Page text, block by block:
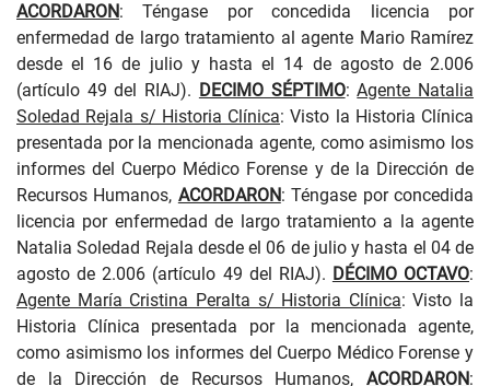
ACORDARON: Téngase por concedida licencia por
enfermedad de largo tratamiento al agente Mario Ramírez
desde el 16 de julio y hasta el 14 de agosto de 2.006
(artículo 49 del RIAJ). DECIMO SÉPTIMO:Agente Natalia
Soledad Rejala s/ Historia Clínica: Visto la Historia Clínica
presentada por la mencionada agente, como asimismo los
informes del Cuerpo Médico Forense y de la Dirección de
Recursos Humanos, ACORDARON: Téngase por concedida
licencia por enfermedad de largo tratamiento a la agente
Natalia Soledad Rejala desde el 06 de julio y hasta el 04 de
agosto de 2.006 (artículo 49 del RIAJ). DÉCIMO OCTAVO:
Agente María Cristina Peralta s/ Historia Clínica: Visto la
Historia Clínica presentada por la mencionada agente,
como asimismo los informes del Cuerpo Médico Forense y
de la Dirección de Recursos Humanos, ACORDARON: